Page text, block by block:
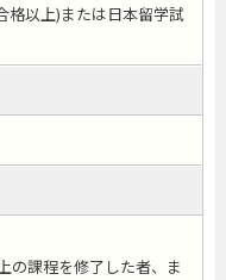
格以上)または日本留学試
の課程を修了した者、ま